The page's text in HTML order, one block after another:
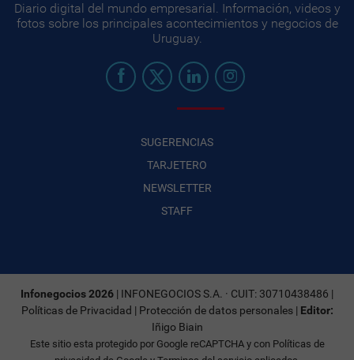
Diario digital del mundo empresarial. Información, videos y
fotos sobre los principales acontecimientos y negocios de
Uruguay.
SUGERENCIAS
TARJETERO
NEWSLETTER
STAFF
Infonegocios 2026 | INFONEGOCIOS S.A. · CUIT: 30710438486 |
Políticas de Privacidad | Protección de datos personales| Editor:
Iñigo Biain
Este sitio esta protegido por Google reCAPTCHA y con Políticas de